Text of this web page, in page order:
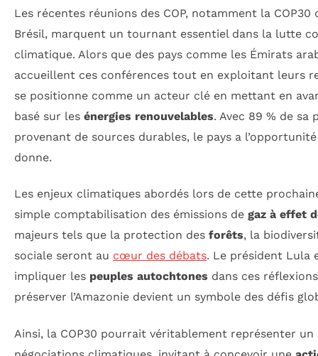
Les récentes réunions des COP, notamment la
Brésil, marquent un tournant essentiel dans la lutte
climatique. Alors que des pays comme les Émirats
accueillent ces conférences tout en exploitant leurs
se positionne comme un acteur clé en mettant en
basé sur les énergies renouvelables. Avec 89 % de sa
provenant de sources durables, le pays a
donne.
Les enjeux climatiques abordés lors de cette
simple comptabilisation des émissions de gaz à effet
majeurs tels que la protection des forêts, la
sociale seront au cœur des débats. Le président Lula
impliquer les peuples autochtones dans ces
préserver l’Amazonie devient un symbole des défis
Ainsi, la COP30 pourrait véritablement représenter